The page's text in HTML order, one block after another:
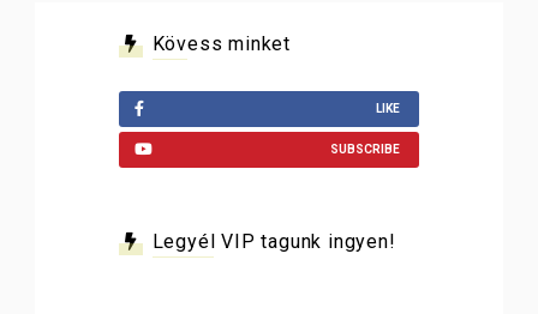
Kövess minket
LIKE
SUBSCRIBE
Legyél VIP tagunk ingyen!